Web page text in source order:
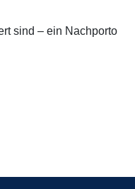
sind – ein Nachporto